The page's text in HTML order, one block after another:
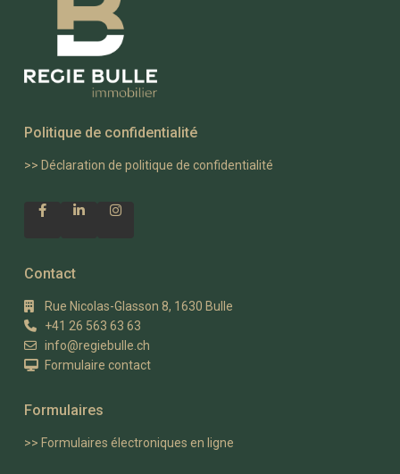
Politique de confidentialité
>> Déclaration de politique de confidentialité
Contact
Rue Nicolas-Glasson 8, 1630 Bulle
+41 26 563 63 63
info@regiebulle.ch
Formulaire contact
Formulaires
>> Formulaires électroniques en ligne